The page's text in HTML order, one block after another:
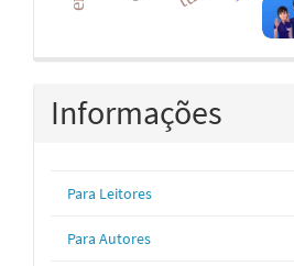
Informações
Para Leitores
Para Autores